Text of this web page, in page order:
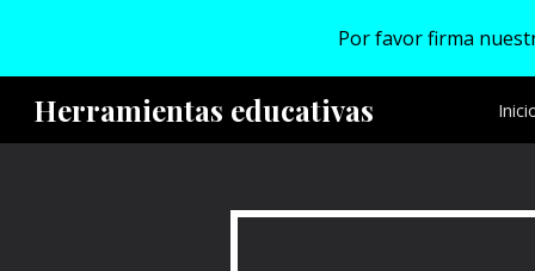
Por favor firma
Herramientas educativas